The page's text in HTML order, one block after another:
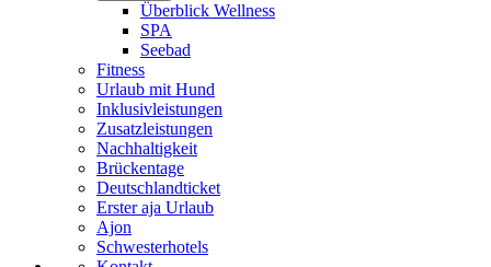
Überblick Wellness
SPA
Seebad
Fitness
Urlaub mit Hund
Inklusivleistungen
Zusatzleistungen
Nachhaltigkeit
Brückentage
Deutschlandticket
Erster aja Urlaub
Ajon
Schwesterhotels